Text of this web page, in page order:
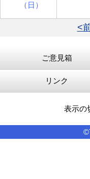
（日）
<
ご意見箱
リンク
表示の